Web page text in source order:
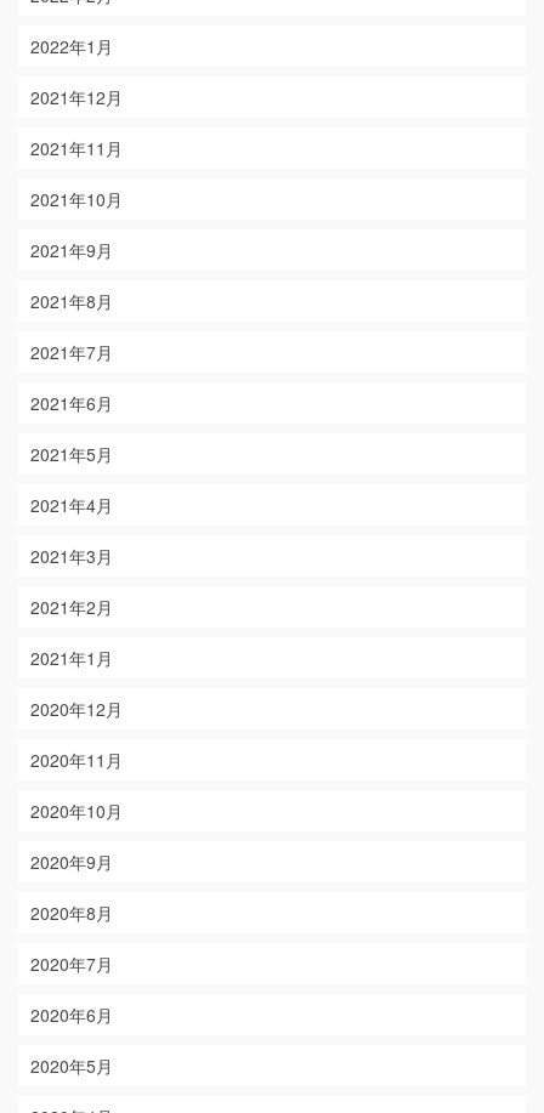
2022年1月
2021年12月
2021年11月
2021年10月
2021年9月
2021年8月
2021年7月
2021年6月
2021年5月
2021年4月
2021年3月
2021年2月
2021年1月
2020年12月
2020年11月
2020年10月
2020年9月
2020年8月
2020年7月
2020年6月
2020年5月